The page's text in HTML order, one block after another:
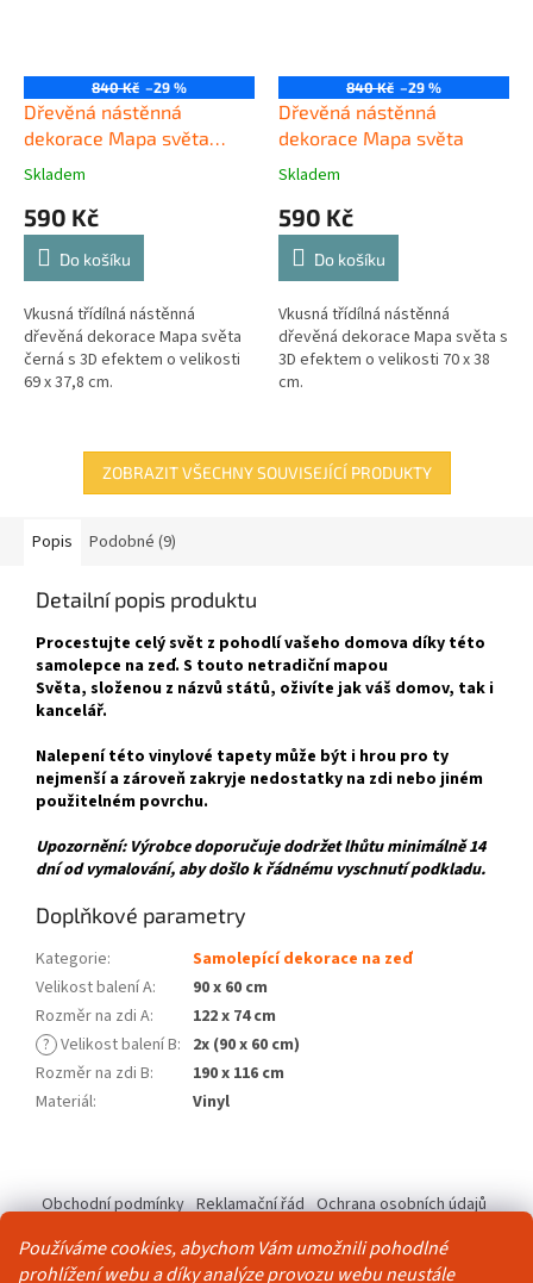
Používáme cookies, abychom Vám umožnili pohodlné
prohlížení webu a díky analýze provozu webu neustále
840 Kč –29 %
Dřevěná nástěnná
dekorace Mapa světa
černá
Skladem
590 Kč
Do košíku
Vkusná třídílná nástěnná
dřevěná dekorace Mapa světa
černá s 3D efektem o velikosti
69 x 37,8 cm.
840 Kč –29 %
Dřevěná nástěnná
dekorace Mapa světa
Skladem
590 Kč
Do košíku
Vkusná třídílná nástěnná
dřevěná dekorace Mapa světa s
3D efektem o velikosti 70 x 38
cm.
ZOBRAZIT VŠECHNY SOUVISEJÍCÍ PRODUKTY
Popis Podobné (9)
Detailní popis produktu
Procestujte celý svět z pohodlí vašeho domova díky této
samolepce na zeď. S touto netradiční mapou
Světa, složenou z názvů států, oživíte jak váš domov, tak i
kancelář.
Nalepení této vinylové tapety může být i hrou pro ty
nejmenší a zároveň zakryje nedostatky na zdi nebo jiném
použitelném povrchu.
Upozornění: Výrobce doporučuje dodržet lhůtu minimálně 14
dní od vymalování, aby došlo k řádnému vyschnutí podkladu.
Doplňkové parametry
Kategorie:
Samolepící dekorace na zeď
Velikost balení A:
90 x 60 cm
Rozměr na zdi A:
122 x 74 cm
? Velikost balení B: 2x (90 x 60 cm)
Rozměr na zdi B:
190 x 116 cm
Materiál: Vinyl
p
Obchodní podmínky Reklamační řád Ochrana osobních údajů